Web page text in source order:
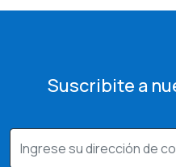
Suscribite a